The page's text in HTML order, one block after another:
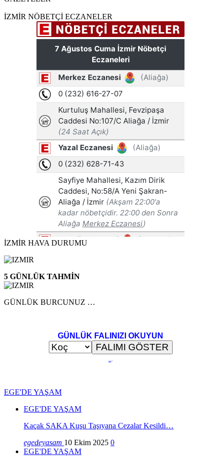
İZMİR NÖBETÇİ ECZANELER
İZMİR HAVA DURUMU
5 GÜNLÜK TAHMİN
GÜNLÜK BURCUNUZ …
GÜNLÜK FALINIZI OKUYUN
...
EGE'DE YAŞAM
EGE'DE YAŞAM
Kaçak SAKA Kuşu Taşıyana Cezalar Kesildi…
egedeyasam 10 Ekim 2025 0
EGE'DE YAŞAM